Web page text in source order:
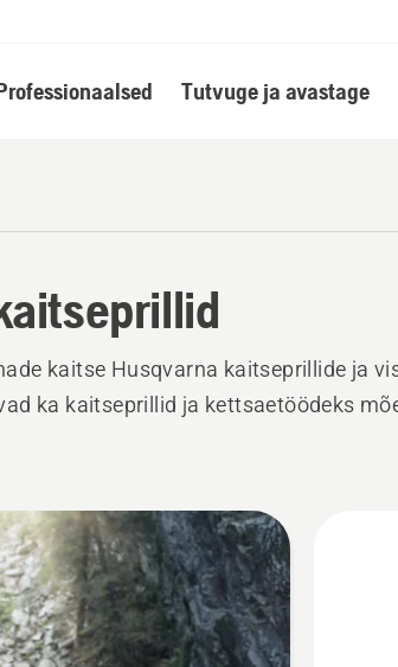
Tutvuge ja avastage
kaitse Husqvarna kaitseprillide ja
ka kaitseprillid ja kettsaetöödeks